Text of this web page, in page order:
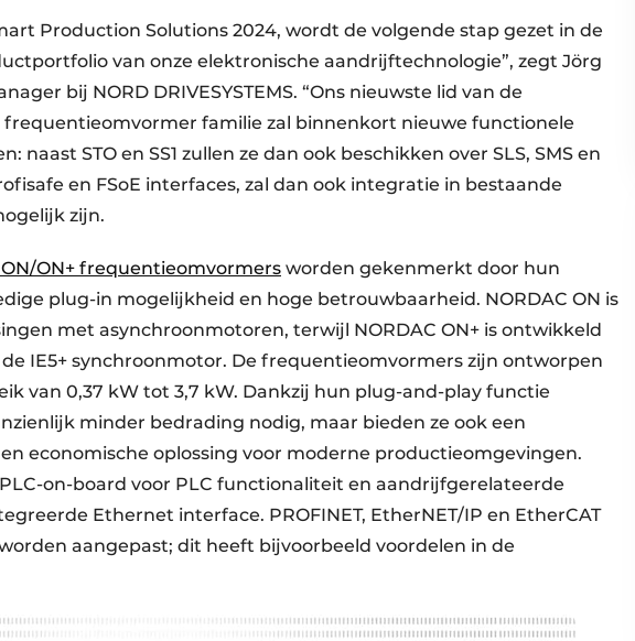
Production Solutions 2024, wordt de volgende stap gezet in de
van onze elektronische aandrijftechnologie”, zegt Jörg
bij NORD DRIVESYSTEMS. “Ons nieuwste lid van de
frequentieomvormer familie zal binnenkort nieuwe functionele
naast STO en SS1 zullen ze dan ook beschikken over SLS, SMS en
en FSoE interfaces, zal dan ook integratie in bestaande
zijn.
ON/ON+ frequentieomvormers worden gekenmerkt door hun
plug-in mogelijkheid en hoge betrouwbaarheid. NORDAC ON is
met asynchroonmotoren, terwijl NORDAC ON+ is ontwikkeld
IE5+ synchroonmotor. De frequentieomvormers zijn ontworpen
van 0,37 kW tot 3,7 kW. Dankzij hun plug-and-play functie
minder bedrading nodig, maar bieden ze ook een
economische oplossing voor moderne productieomgevingen.
on-board voor PLC functionaliteit en aandrijfgerelateerde
Ethernet interface. PROFINET, EtherNET/IP en EtherCAT
aangepast; dit heeft bijvoorbeeld voordelen in de